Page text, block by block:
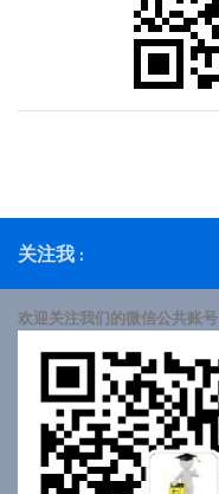
关注我 :
欢迎关注我们的微信公共账号